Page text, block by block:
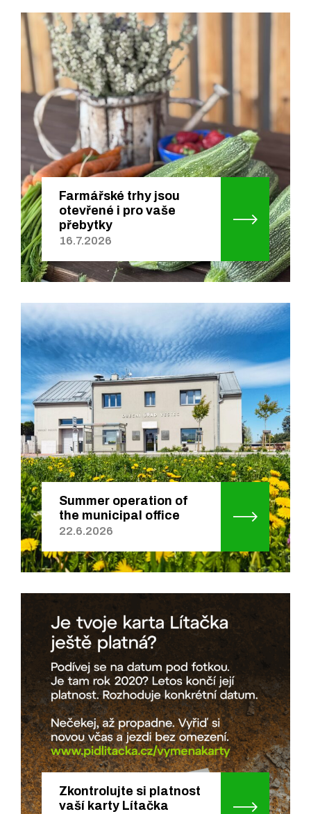
Farmářské trhy jsou
otevřené i pro vaše
přebytky
16.7.2026
Summer operation of
the municipal office
22.6.2026
Zkontrolujte si platnost
vaší karty Lítačka